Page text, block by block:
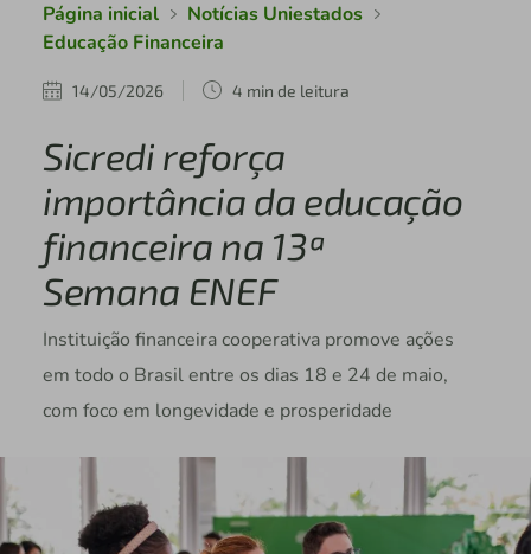
Página inicial
Notícias Uniestados
Educação Financeira
14/05/2026 4 min de leitura
Sicredi reforça
importância da educação
financeira na 13ª
Semana ENEF
Instituição financeira cooperativa promove ações
em todo o Brasil entre os dias 18 e 24 de maio,
com foco em longevidade e prosperidade